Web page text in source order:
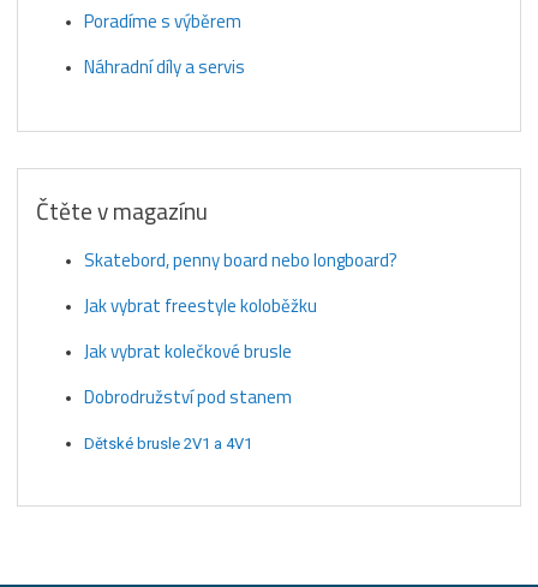
Poradíme s výběrem
Náhradní díly a servis
Čtěte v magazínu
Skatebord, penny board nebo longboard?
Jak vybrat freestyle koloběžku
Jak vybrat kolečkové brusle
Dobrodružství pod stanem
Dětské brusle 2V1 a 4V1